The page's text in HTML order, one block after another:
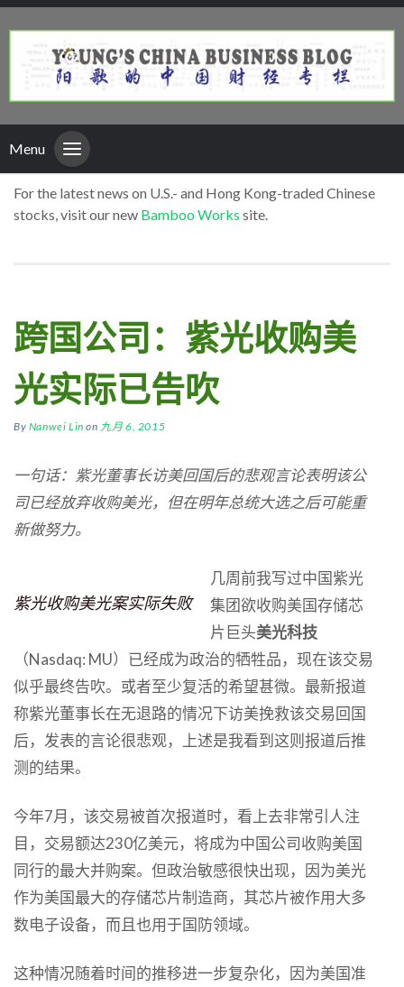
Menu
For the latest news on U.S.- and Hong Kong-traded Chinese
stocks, visit our new Bamboo Works site.
跨国公司：紫光收购美
光实际已告吹
By Nanwei Lin on 九月 6, 2015
一句话：紫光董事长访美回国后的悲观言论表明该公
司已经放弃收购美光，但在明年总统大选之后可能重
新做努力。
紫光收购美光案实际失败
几周前我写过中国紫光
集团欲收购美国存储芯
片巨头美光科技
（Nasdaq: MU）已经成为政治的牺牲品，现在该交易
似乎最终告吹。或者至少复活的希望甚微。最新报道
称紫光董事长在无退路的情况下访美挽救该交易回国
后，发表的言论很悲观，上述是我看到这则报道后推
测的结果。
今年7月，该交易被首次报道时，看上去非常引人注
目，交易额达230亿美元，将成为中国公司收购美国
同行的最大并购案。但政治敏感很快出现，因为美光
作为美国最大的存储芯片制造商，其芯片被作用大多
数电子设备，而且也用于国防领域。
这种情况随着时间的推移进一步复杂化，因为美国准